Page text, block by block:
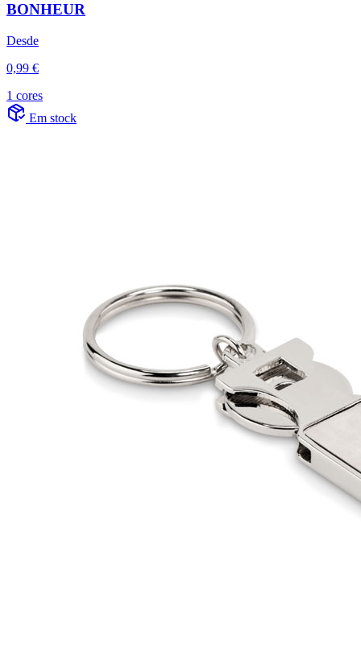
BONHEUR
Desde
0,99 €
1 cores
Em stock